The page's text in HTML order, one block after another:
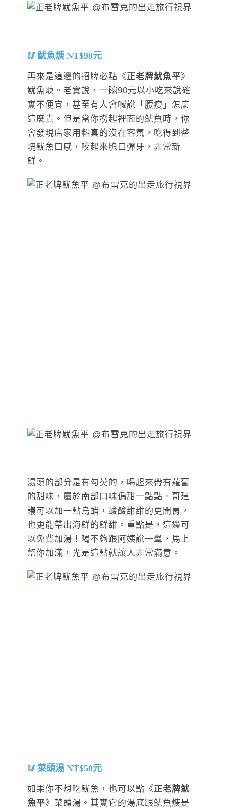
魷魚焿 NT$90元
再來是這邊的招牌必點《正老牌魷魚平》
魷魚焿。老實說，一碗90元以小吃來說確
實不便宜，甚至有人會喊說「腰瘦」怎麼
這麼貴。但是當你撈起裡面的魷魚時，你
會發現店家用料真的沒在客氣，吃得到整
塊魷魚口感，咬起來脆口彈牙，非常新
鮮。
湯頭的部分是有勾芡的，喝起來帶有蘿蔔
的甜味，屬於南部口味偏甜一點點。哥建
議可以加一點烏醋，酸酸甜甜的更開胃，
也更能帶出海鮮的鮮甜。重點是，這邊可
以免費加湯！喝不夠跟阿姨說一聲，馬上
幫你加滿，光是這點就讓人非常滿意。
菜頭湯 NT$50元
如果你不想吃魷魚，也可以點《正老牌魷
魚平》菜頭湯。其實它的湯底跟魷魚焿是